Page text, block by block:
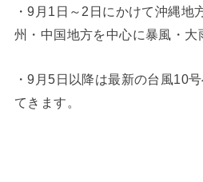
・9月1日～2日にかけて沖縄地
州・中国地方を中心に暴風・大
・9月5日以降は最新の台風10
てきます。